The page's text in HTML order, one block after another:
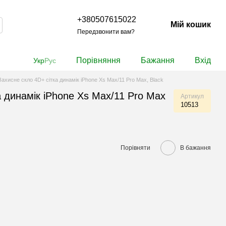
+380507615022
Передзвонити вам?
Мій кошик
УкрРус Порівняння Бажання Вхід
скло 4D+ сітка динамік iPhone Xs Max/11 Pro Max, Black
динамік iPhone Xs Max/11 Pro Max
Артикул
10513
Порівняти В бажання